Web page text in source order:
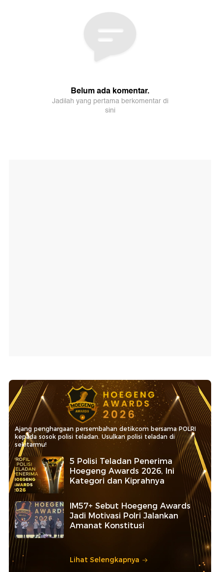
Ajang penghargaan persembahan detikcom bersama POLRI
kepada sosok polisi teladan. Usulkan polisi teladan di
sekitarmu!
5 Polisi Teladan Penerima
Hoegeng Awards 2026, Ini
Kategori dan Kiprahnya
IM57+ Sebut Hoegeng Awards
Jadi Motivasi Polri Jalankan
Amanat Konstitusi
Lihat Selengkapnya